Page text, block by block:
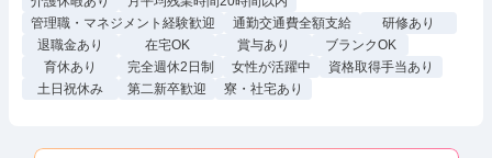
管理職・マネジメント経験歓迎
通勤交通費全額支給
研修あり
退職金あり
在宅OK 賞与あり
ブランクOK
育休あり
完全週休2日制 女性が活躍中
資格取得手当あり
土日祝休み
第二新卒歓迎 寮・社宅あり